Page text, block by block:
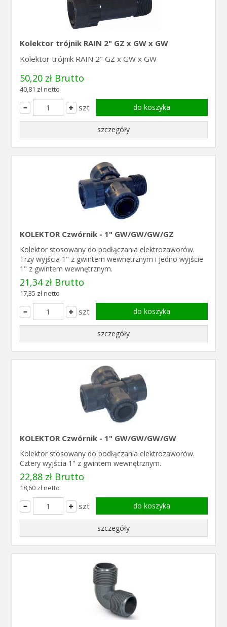
Kolektor trójnik RAIN 2" GZ x GW x GW
Kolektor trójnik RAIN 2" GZ x GW x GW
50,20 zł Brutto
40,81 zł netto
szt do koszyka
szczegóły
KOLEKTOR Czwórnik - 1" GW/GW/GW/GZ
Kolektor stosowany do podłączania elektrozaworów.
Trzy wyjścia 1" z gwintem wewnętrznym i jedno wyjście
1" z gwintem wewnętrznym.
21,34 zł Brutto
17,35 zł netto
szt do koszyka
szczegóły
KOLEKTOR Czwórnik - 1" GW/GW/GW/GW
Kolektor stosowany do podłączania elektrozaworów.
Cztery wyjścia 1" z gwintem wewnętrznym.
22,88 zł Brutto
18,60 zł netto
szt do koszyka
szczegóły